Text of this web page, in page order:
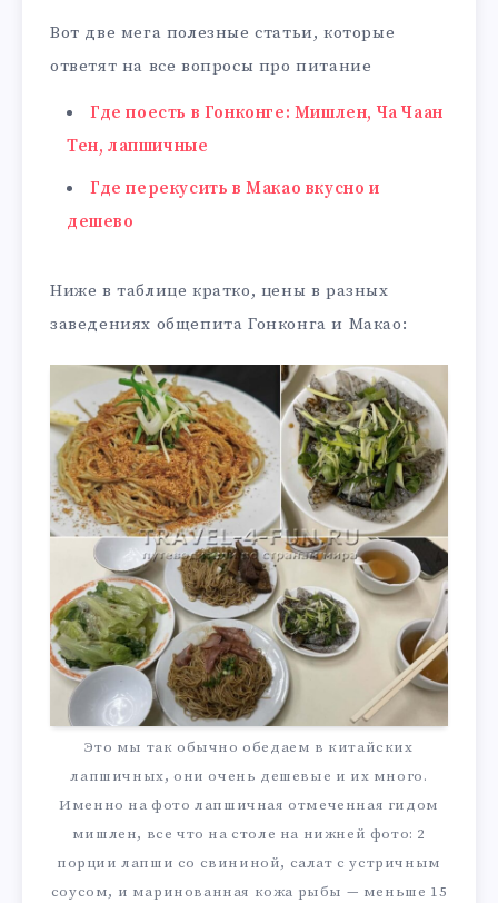
Вот две мега полезные статьи, которые
ответят на все вопросы про питание
Где поесть в Гонконге: Мишлен, Ча Чаан
Тен, лапшичные
Где перекусить в Макао вкусно и
дешево
Ниже в таблице кратко, цены в разных
заведениях общепита Гонконга и Макао:
Это мы так обычно обедаем в китайских
лапшичных, они очень дешевые и их много.
Именно на фото лапшичная отмеченная гидом
мишлен, все что на столе на нижней фото: 2
порции лапши со свининой, салат с устричным
соусом, и маринованная кожа рыбы — меньше 15